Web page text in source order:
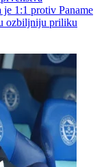
je 1:1 protiv Paname
ozbiljniju priliku